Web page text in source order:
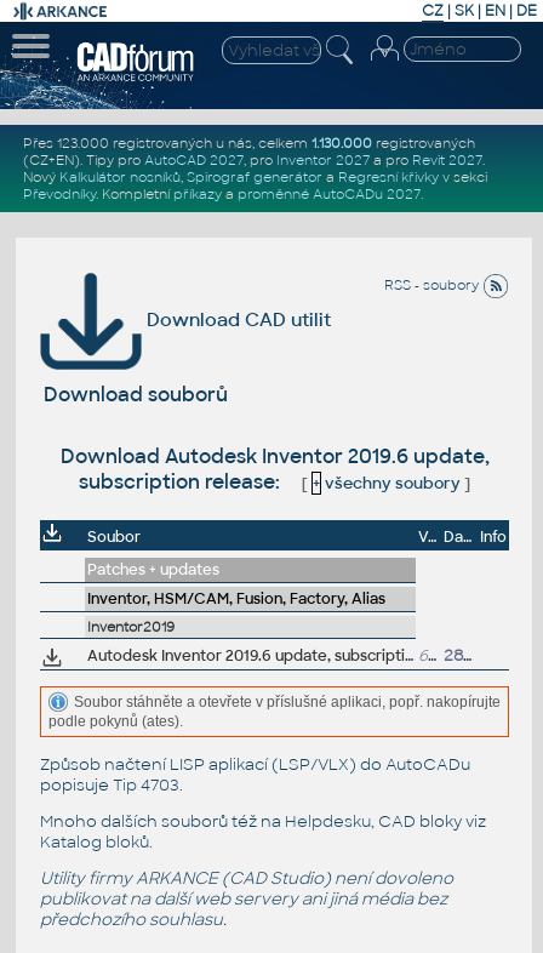
CZ | SK| EN | DE
Přes 123.000 registrovaných u nás, celkem 1.130.000registrovaných
(CZ+EN). Tipy pro AutoCAD 2027, pro Inventor 2027a pro Revit 2027.
Nový Kalkulátor nosníků, Spirograf generátor a Regresní křivkyv sekci
Převodníky. Kompletní příkazya proměnné AutoCADu 2027.
RSS - soubory
Download CAD utilit
Download souborů
Download Autodesk Inventor 2019.6 update,
subscription release:
[ + všechny soubory]
Soubor Velikost Datum Info
Patches + updates
Inventor, HSM/CAM, Fusion, Factory, Alias
Inventor2019
Autodesk Inventor 2019.6 update, subscription release 643MB 28.1.2022
Soubor stáhněte a otevřete v příslušné aplikaci, popř. nakopírujte
podle pokynů (ates).
Způsob načtení LISP aplikací (LSP/VLX) do AutoCADu
popisuje Tip 4703.
Mnoho dalších souborů též na Helpdesku, CAD bloky viz
Katalog bloků.
Utility firmy ARKANCE (CAD Studio) není dovoleno
publikovat na další web servery ani jiná média bez
předchozího souhlasu.